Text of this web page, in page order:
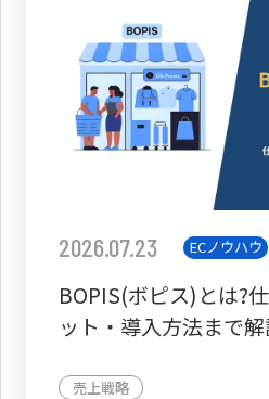
2026.07.23 ECノウハウ
BOPIS(ボピス)とは?
ット・導入方法まで
売上戦略